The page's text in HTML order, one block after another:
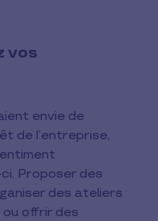
vos
envie de
de l’entreprise,
Proposer des
des ateliers
offrir des